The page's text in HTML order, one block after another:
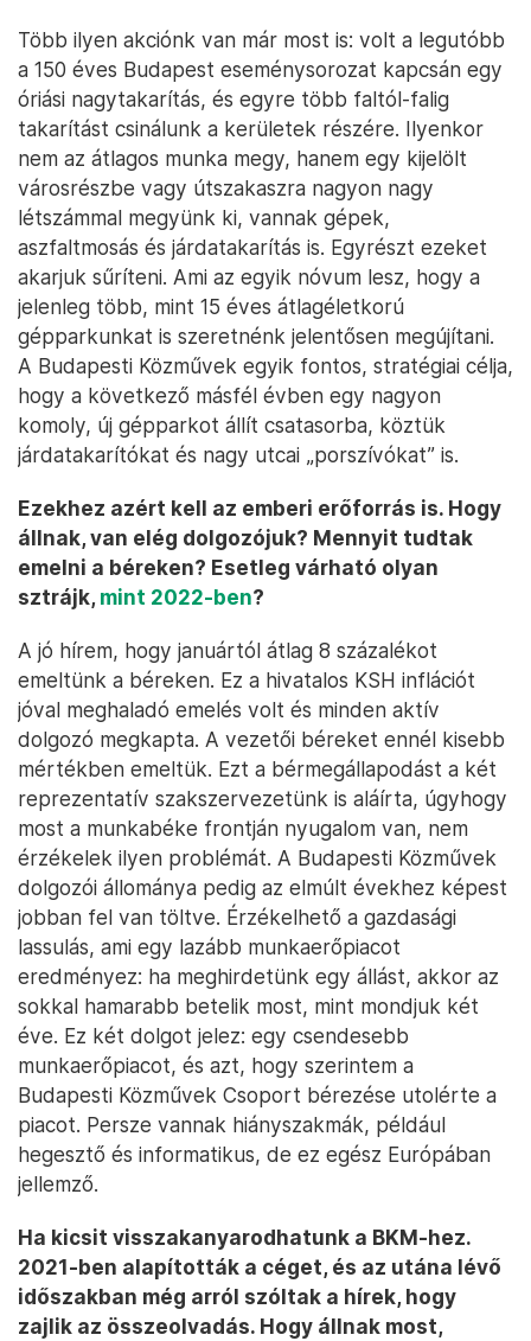
Több ilyen akciónk van már most is: volt a legutóbb
a 150 éves Budapest eseménysorozat kapcsán egy
óriási nagytakarítás, és egyre több faltól-falig
takarítást csinálunk a kerületek részére. Ilyenkor
nem az átlagos munka megy, hanem egy kijelölt
városrészbe vagy útszakaszra nagyon nagy
létszámmal megyünk ki, vannak gépek,
aszfaltmosás és járdatakarítás is. Egyrészt ezeket
akarjuk sűríteni. Ami az egyik nóvum lesz, hogy a
jelenleg több, mint 15 éves átlagéletkorú
gépparkunkat is szeretnénk jelentősen megújítani.
A Budapesti Közművek egyik fontos, stratégiai célja,
hogy a következő másfél évben egy nagyon
komoly, új gépparkot állít csatasorba, köztük
járdatakarítókat és nagy utcai „porszívókat” is.
Ezekhez azért kell az emberi erőforrás is. Hogy
állnak, van elég dolgozójuk? Mennyit tudtak
emelni a béreken? Esetleg várható olyan
sztrájk,mint 2022-ben?
A jó hírem, hogy januártól átlag 8 százalékot
emeltünk a béreken. Ez a hivatalos KSH inflációt
jóval meghaladó emelés volt és minden aktív
dolgozó megkapta. A vezetői béreket ennél kisebb
mértékben emeltük. Ezt a bérmegállapodást a két
reprezentatív szakszervezetünk is aláírta, úgyhogy
most a munkabéke frontján nyugalom van, nem
érzékelek ilyen problémát. A Budapesti Közművek
dolgozói állománya pedig az elmúlt évekhez képest
jobban fel van töltve. Érzékelhető a gazdasági
lassulás, ami egy lazább munkaerőpiacot
eredményez: ha meghirdetünk egy állást, akkor az
sokkal hamarabb betelik most, mint mondjuk két
éve. Ez két dolgot jelez: egy csendesebb
munkaerőpiacot, és azt, hogy szerintem a
Budapesti Közművek Csoport bérezése utolérte a
piacot. Persze vannak hiányszakmák, például
hegesztő és informatikus, de ez egész Európában
jellemző.
Ha kicsit visszakanyarodhatunk a BKM-hez.
2021-ben alapították a céget, és az utána lévő
időszakban még arról szóltak a hírek, hogy
zajlik az összeolvadás. Hogy állnak most,